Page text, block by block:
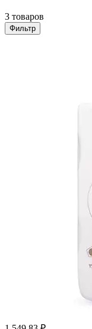
3 товаров
Фильтр